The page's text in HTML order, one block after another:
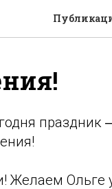
Желаем Ольге